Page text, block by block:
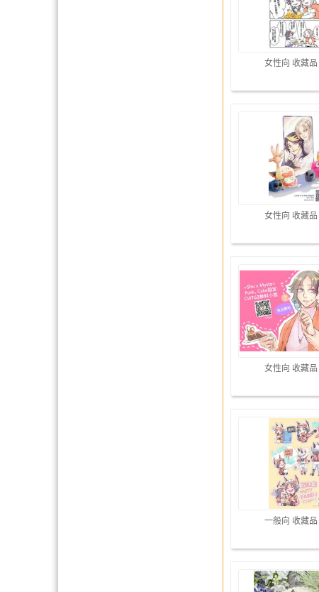
女性向 收藏品
女性向 收藏品
女性向 收藏品
一般向 收藏品